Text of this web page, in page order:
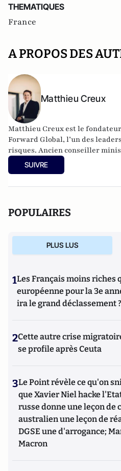
THEMATIQUES
France
A PROPOS DES
Matthieu Creux
Matthieu Creux est le
Forward Global, l’un des
risques. Ancien conseiller
aujourd’hui sur des
et de lutte contre la criminalité.
SUIVRE
POPULAIRES
PLUS LUS
1Les Français moins riches
européenne pour la 3e
ira le grand déclassement ?
2Cette autre crise
se profile après Ceuta
3Le Point révèle ce qu'on
que Xavier Niel hacke
russe donne une leçon de
australien une leçon de
DGSE une d'arrogance;
Macron